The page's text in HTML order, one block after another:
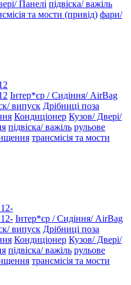
Панелі підвіска/ важіль
та мости (привід) фари/
Інтер*єр / Сидіння/ AirBag
випуск Дрібниці поза
Кондиціонер Кузов/ Двері/
підвіска/ важіль рульове
трансмісія та мости
Інтер*єр / Сидіння/ AirBag
випуск Дрібниці поза
Кондиціонер Кузов/ Двері/
підвіска/ важіль рульове
трансмісія та мости